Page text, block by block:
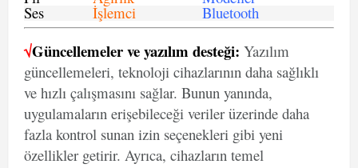
Ses İşlemci Bluetooth
√Güncellemeler ve yazılım desteği: Yazılım
güncellemeleri, teknoloji cihazlarının daha sağlıklı
ve hızlı çalışmasını sağlar. Bunun yanında,
uygulamaların erişebileceği veriler üzerinde daha
fazla kontrol sunan izin seçenekleri gibi yeni
özellikler getirir. Ayrıca, cihazların temel